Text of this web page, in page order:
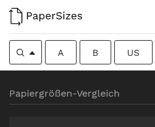
A B US
Papiergrößen-Vergleich